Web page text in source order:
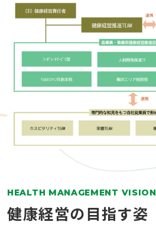
HEALTH MANAGEMENT VISION
健康経営の目指す姿